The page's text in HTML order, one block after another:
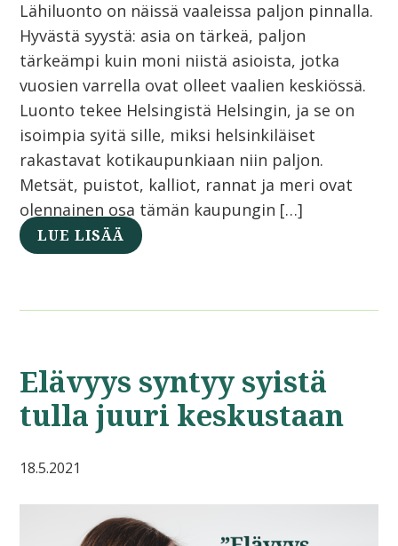
Lähiluonto on näissä vaaleissa paljon pinnalla.
Hyvästä syystä: asia on tärkeä, paljon
tärkeämpi kuin moni niistä asioista, jotka
vuosien varrella ovat olleet vaalien keskiössä.
Luonto tekee Helsingistä Helsingin, ja se on
isoimpia syitä sille, miksi helsinkiläiset
rakastavat kotikaupunkiaan niin paljon.
Metsät, puistot, kalliot, rannat ja meri ovat
olennainen osa tämän kaupungin […]
LUE LISÄÄ
Elävyys syntyy syistä
tulla juuri keskustaan
18.5.2021